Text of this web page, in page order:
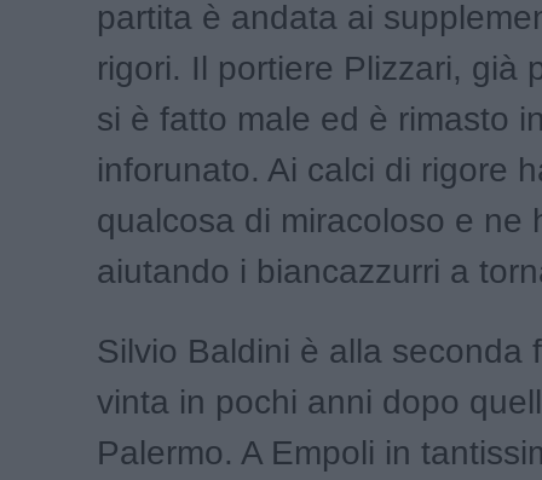
partita è andata ai
rigori. Il portiere Plizzari, già
si è fatto male ed è rimasto
inforunato. Ai calci di rigore
qualcosa di miracoloso e ne
aiutando i biancazzurri a
Silvio Baldini è alla seconda
vinta in pochi anni dopo
Palermo. A Empoli in